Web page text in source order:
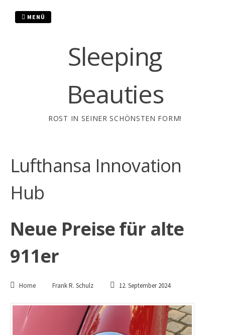
Sleeping
Beauties
ROST IN SEINER SCHÖNSTEN FORM!
MENÜ
Lufthansa Innovation
Hub
Neue Preise für alte
911er
Home Frank R. Schulz 12. September 2024